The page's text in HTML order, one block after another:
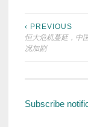
Post
navigation
‹ PREVIOUS
恒大危机蔓延，中
况加剧
Subscribe